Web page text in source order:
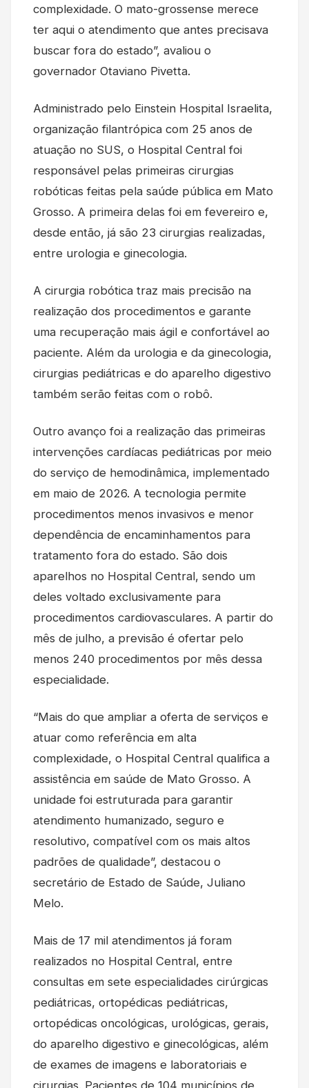
complexidade. O mato-grossense merece
ter aqui o atendimento que antes precisava
buscar fora do estado”, avaliou o
governador Otaviano Pivetta.
Administrado pelo Einstein Hospital Israelita,
organização filantrópica com 25 anos de
atuação no SUS, o Hospital Central foi
responsável pelas primeiras cirurgias
robóticas feitas pela saúde pública em Mato
Grosso. A primeira delas foi em fevereiro e,
desde então, já são 23 cirurgias realizadas,
entre urologia e ginecologia.
A cirurgia robótica traz mais precisão na
realização dos procedimentos e garante
uma recuperação mais ágil e confortável ao
paciente. Além da urologia e da ginecologia,
cirurgias pediátricas e do aparelho digestivo
também serão feitas com o robô.
Outro avanço foi a realização das primeiras
intervenções cardíacas pediátricas por meio
do serviço de hemodinâmica, implementado
em maio de 2026. A tecnologia permite
procedimentos menos invasivos e menor
dependência de encaminhamentos para
tratamento fora do estado. São dois
aparelhos no Hospital Central, sendo um
deles voltado exclusivamente para
procedimentos cardiovasculares. A partir do
mês de julho, a previsão é ofertar pelo
menos 240 procedimentos por mês dessa
especialidade.
“Mais do que ampliar a oferta de serviços e
atuar como referência em alta
complexidade, o Hospital Central qualifica a
assistência em saúde de Mato Grosso. A
unidade foi estruturada para garantir
atendimento humanizado, seguro e
resolutivo, compatível com os mais altos
padrões de qualidade”, destacou o
secretário de Estado de Saúde, Juliano
Melo.
Mais de 17 mil atendimentos já foram
realizados no Hospital Central, entre
consultas em sete especialidades cirúrgicas
pediátricas, ortopédicas pediátricas,
ortopédicas oncológicas, urológicas, gerais,
do aparelho digestivo e ginecológicas, além
de exames de imagens e laboratoriais e
cirurgias. Pacientes de 104 municípios de